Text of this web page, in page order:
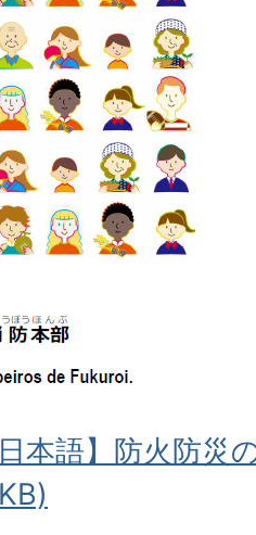
本語】防火防災